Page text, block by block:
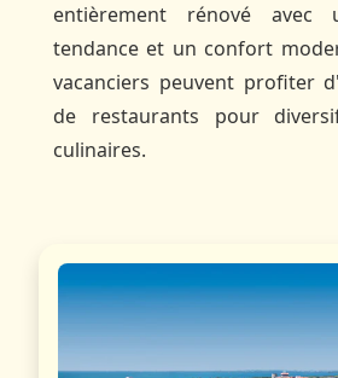
entièrement rénové avec
tendance et un confort
vacanciers peuvent profiter
de restaurants pour
culinaires.